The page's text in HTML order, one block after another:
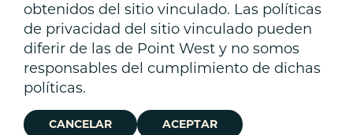
obtenidos del sitio vinculado. Las políticas
de privacidad del sitio vinculado pueden
diferir de las de Point West y no somos
responsables del cumplimiento de dichas
políticas.
CANCELAR ACEPTAR